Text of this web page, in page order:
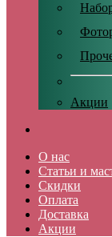
Акции
О нас
Статьи и
Скидки
Оплата
Доставка
Акции